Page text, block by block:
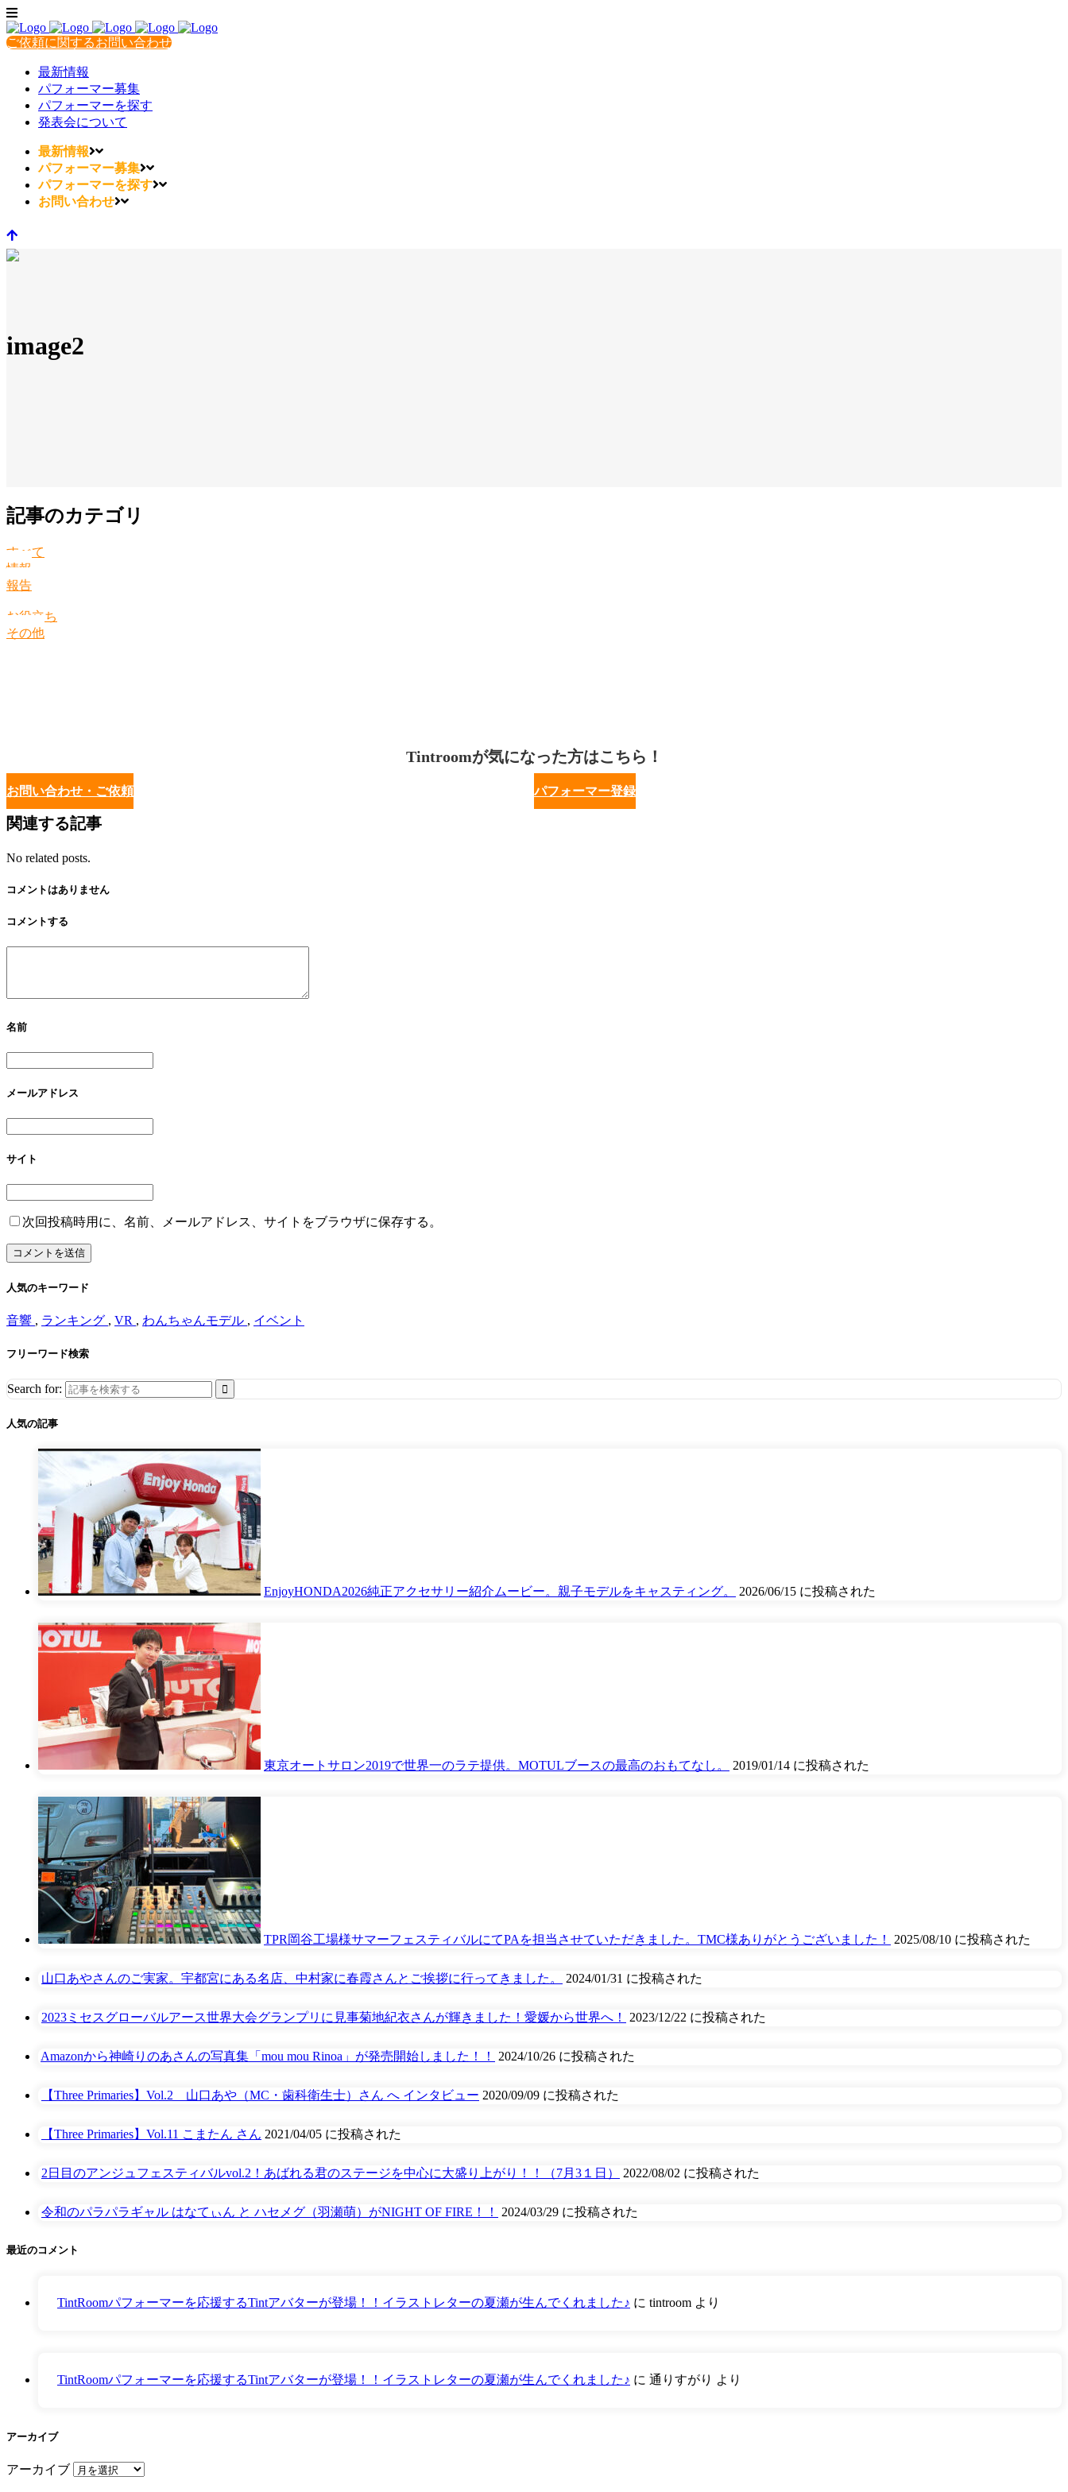
ご依頼に関するお問い合わせ
最新情報
パフォーマー募集
パフォーマーを探す
発表会について
最新情報
パフォーマー募集
パフォーマーを探す
お問い合わせ
image2
記事のカテゴリ
すべて
情報
報告
お役立ち
その他
Tintroomが気になった方はこちら！
お問い合わせ・ご依頼 パフォーマー登録
関連する記事
No related posts.
コメントはありません
コメントする
名前
メールアドレス
サイト
次回投稿時用に、名前、メールアドレス、サイトをブラウザに保存する。
人気のキーワード
音響 , ランキング , VR , わんちゃんモデル , イベント
フリーワード検索
Search for:
人気の記事
EnjoyHONDA2026純正アクセサリー紹介ムービー。親子モデルをキャスティング。 2026/06/15 に投稿された
東京オートサロン2019で世界一のラテ提供。MOTULブースの最高のおもてなし。 2019/01/14 に投稿された
TPR岡谷工場様サマーフェスティバルにてPAを担当させていただきました。TMC様ありがとうございました！ 2025/08/10 に投稿された
山口あやさんのご実家。宇都宮にある名店、中村家に春霞さんとご挨拶に行ってきました。 2024/01/31 に投稿された
2023ミセスグローバルアース世界大会グランプリに見事菊地紀衣さんが輝きました！愛媛から世界へ！ 2023/12/22 に投稿された
Amazonから神崎りのあさんの写真集「mou mou Rinoa」が発売開始しました！！ 2024/10/26 に投稿された
【Three Primaries】Vol.2 山口あや（MC・歯科衛生士）さん へ インタビュー 2020/09/09 に投稿された
【Three Primaries】Vol.11 こまたん さん 2021/04/05 に投稿された
2日目のアンジュフェスティバルvol.2！あばれる君のステージを中心に大盛り上がり！！（7月3１日） 2022/08/02 に投稿された
令和のパラパラギャル はなてぃん と ハセメグ（羽瀬萌）がNIGHT OF FIRE！！ 2024/03/29 に投稿された
最近のコメント
TintRoomパフォーマーを応援するTintアバターが登場！！イラストレターの夏瀬が生んでくれました♪ に tintroom より
TintRoomパフォーマーを応援するTintアバターが登場！！イラストレターの夏瀬が生んでくれました♪ に 通りすがり より
アーカイブ
アーカイブ